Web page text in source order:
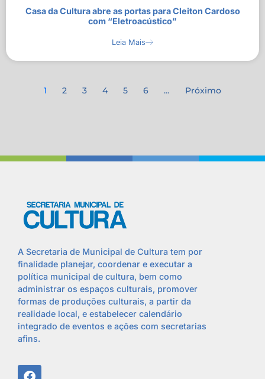
Casa da Cultura abre as portas para Cleiton Cardoso
com “Eletroacústico”
Leia Mais
1 2 3 4 5 6 … Próximo
A Secretaria de Municipal de Cultura tem por
finalidade planejar, coordenar e executar a
política municipal de cultura, bem como
administrar os espaços culturais, promover
formas de produções culturais, a partir da
realidade local, e estabelecer calendário
integrado de eventos e ações com secretarias
afins.